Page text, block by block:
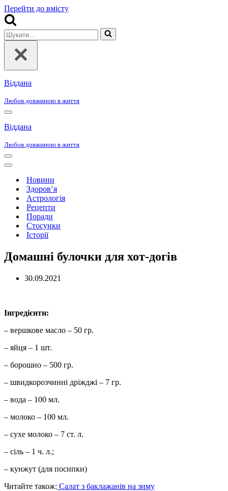
Перейти до вмісту
Шукати...
Віддана
Любов довжиною в життя
Меню
навігації
Віддана
Любов довжиною в життя
Меню
навігації
Меню
навігаціїНовини
Здоров’я
Астрологія
Рецепти
Поради
Стосунки
Історії
Домашні булочки для хот-догів
30.09.2021
Інгредієнти:
– вершкове масло – 50 гр.
– яйця – 1 шт.
– борошно – 500 гр.
– швидкорозчинні дріжджі – 7 гр.
– вода – 100 мл.
– молоко – 100 мл.
– сухе молоко – 7 ст. л.
– сіль – 1 ч. л.;
– кунжут (для посипки)
Читайте також: Салат з баклажанів на зиму